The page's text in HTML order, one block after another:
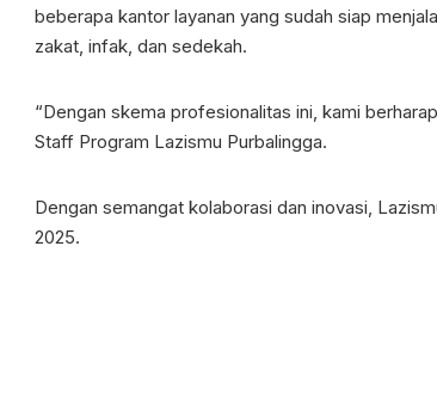
beberapa kantor layanan yang sudah siap
zakat, infak, dan sedekah.
“Dengan skema profesionalitas ini, kami
Staff Program Lazismu Purbalingga.
Dengan semangat kolaborasi dan inovasi,
2025.